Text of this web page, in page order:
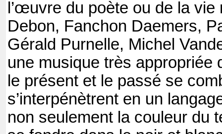
l’œuvre du poète ou de la
Debon, Fanchon Daemers,
Gérald Purnelle, Michel
une musique très appropriée
le présent et le passé se
s’interpénètrent en un
non seulement la couleur du